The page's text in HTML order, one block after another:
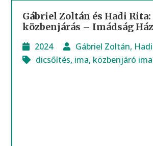
Gábriel Zoltán és Hadi
közbenjárás – Imádság
2024 Gábriel Zoltán,
dicsőítés, ima, közbenjáró ima